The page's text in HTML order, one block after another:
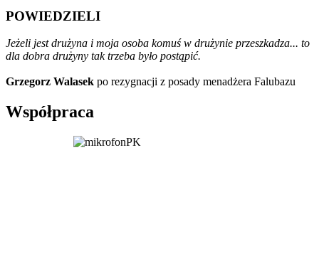
POWIEDZIELI
Jeżeli jest drużyna i moja osoba komuś w drużynie przeszkadza... to
dla dobra drużyny tak trzeba było postąpić.
Grzegorz Walasek po rezygnacji z posady menadżera Falubazu
Współpraca